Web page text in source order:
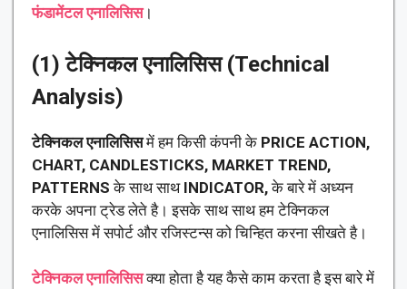
फंडामेंटल एनालिसिस।
(1) टेक्निकल एनालिसिस (Technical
Analysis)
टेक्निकल एनालिसिसमें हम किसी कंपनी के PRICE ACTION,
CHART, CANDLESTICKS, MARKET TREND,
PATTERNS के साथ साथ INDICATOR,के बारे में अध्यन
करके अपना ट्रेड लेते है। इसके साथ साथ हम टेक्निकल
एनालिसिस में सपोर्ट और रजिस्टन्स को चिन्हित करना सीखते है।
टेक्निकल एनालिसिसक्या होता है यह कैसे काम करता है इस बारे में